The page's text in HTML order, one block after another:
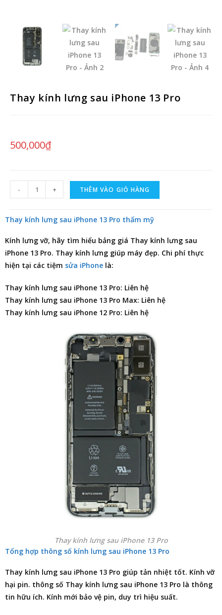
Thay kính lưng sau iPhone 13 Pro
500,000₫
- + THÊM VÀO GIỎ HÀNG
Thay kính lưng sau iPhone 13 Pro thẩm mỹ
Kính lưng vỡ, hãy tìm hiểu bảng giá Thay kính lưng sau
iPhone 13 Pro. Thay kính lưng giúp máy đẹp. Chi phí thực
hiện tại các tiệm sửa iPhone là:
Thay kính lưng sau iPhone 13 Pro: Liên hệ
Thay kính lưng sau iPhone 13 Pro Max: Liên hệ
Thay kính lưng sau iPhone 12 Pro: Liên hệ
Thay kính lưng sau iPhone 13 Pro
Tổng hợp thông số kính lưng sau iPhone 13 Pro
Thay kính lưng sau iPhone 13 Pro giúp tản nhiệt tốt. Kính vỡ
hại pin. thông số Thay kính lưng sau iPhone 13 Pro là thông
tin hữu ích. Kính mới bảo vệ pin, duy trì hiệu suất.